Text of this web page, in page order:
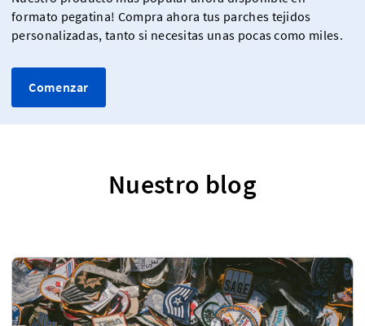
formato pegatina! Compra ahora tus parches tejidos
personalizadas, tanto si necesitas unas pocas como miles.
Comenzar
Nuestro blog